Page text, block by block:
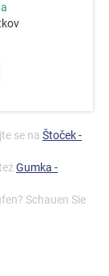
se na Štoček -
Gumka -
Schauen Sie